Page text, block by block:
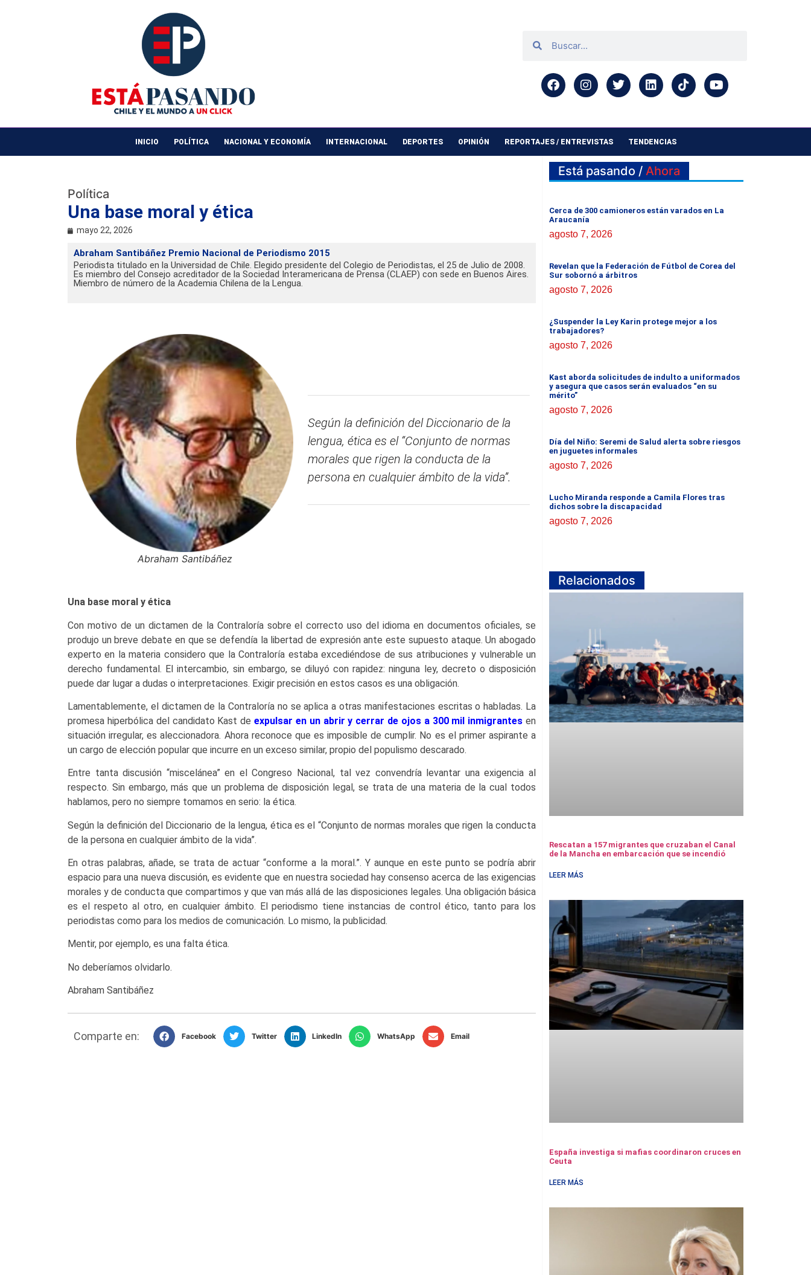
INICIO POLÍTICA NACIONAL Y ECONOMÍA INTERNACIONAL DEPORTES OPINIÓN REPORTAJES / ENTREVISTAS TENDENCIAS
Política
Una base moral y ética
mayo 22, 2026
Abraham Santibáñez Premio Nacional de Periodismo 2015
Periodista titulado en la Universidad de Chile. Elegido presidente del Colegio de Periodistas, el 25 de Julio de 2008.
Es miembro del Consejo acreditador de la Sociedad Interamericana de Prensa (CLAEP) con sede en Buenos Aires.
Miembro de número de la Academia Chilena de la Lengua.
Abraham Santibáñez
Según la definición del Diccionario de la
lengua, ética es el “Conjunto de normas
morales que rigen la conducta de la
persona en cualquier ámbito de la vida”.
Una base moral y ética
Con motivo de un dictamen de la Contraloría sobre el correcto uso del idioma en documentos oficiales, se
produjo un breve debate en que se defendía la libertad de expresión ante este supuesto ataque. Un abogado
experto en la materia considero que la Contraloría estaba excediéndose de sus atribuciones y vulnerable un
derecho fundamental. El intercambio, sin embargo, se diluyó con rapidez: ninguna ley, decreto o disposición
puede dar lugar a dudas o interpretaciones. Exigir precisión en estos casos es una obligación.
Lamentablemente, el dictamen de la Contraloría no se aplica a otras manifestaciones escritas o habladas. La
promesa hiperbólica del candidato Kast de expulsar en un abrir y cerrar de ojos a 300 mil inmigrantes en
situación irregular, es aleccionadora. Ahora reconoce que es imposible de cumplir. No es el primer aspirante a
un cargo de elección popular que incurre en un exceso similar, propio del populismo descarado.
Entre tanta discusión “miscelánea” en el Congreso Nacional, tal vez convendría levantar una exigencia al
respecto. Sin embargo, más que un problema de disposición legal, se trata de una materia de la cual todos
hablamos, pero no siempre tomamos en serio: la ética.
Según la definición del Diccionario de la lengua, ética es el “Conjunto de normas morales que rigen la conducta
de la persona en cualquier ámbito de la vida”.
En otras palabras, añade, se trata de actuar “conforme a la moral.”. Y aunque en este punto se podría abrir
espacio para una nueva discusión, es evidente que en nuestra sociedad hay consenso acerca de las exigencias
morales y de conducta que compartimos y que van más allá de las disposiciones legales. Una obligación básica
es el respeto al otro, en cualquier ámbito. El periodismo tiene instancias de control ético, tanto para los
periodistas como para los medios de comunicación. Lo mismo, la publicidad.
Mentir, por ejemplo, es una falta ética.
No deberíamos olvidarlo.
Abraham Santibáñez
Comparte en: Facebook Twitter LinkedIn WhatsApp Email
Está pasando / Ahora
Cerca de 300 camioneros están varados en La
Araucanía
agosto 7, 2026
Revelan que la Federación de Fútbol de Corea del
Sur sobornó a árbitros
agosto 7, 2026
¿Suspender la Ley Karin protege mejor a los
trabajadores?
agosto 7, 2026
Kast aborda solicitudes de indulto a uniformados
y asegura que casos serán evaluados “en su
mérito”
agosto 7, 2026
Día del Niño: Seremi de Salud alerta sobre riesgos
en juguetes informales
agosto 7, 2026
Lucho Miranda responde a Camila Flores tras
dichos sobre la discapacidad
agosto 7, 2026
Relacionados
Rescatan a 157 migrantes que cruzaban el Canal
de la Mancha en embarcación que se incendió
LEER MÁS
España investiga si mafias coordinaron cruces en
Ceuta
LEER MÁS